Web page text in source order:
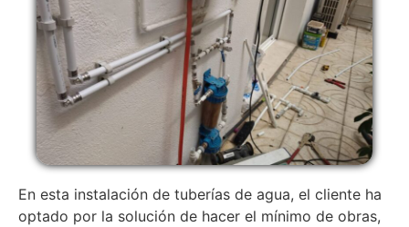
En esta instalación de tuberías de agua, el cliente ha
optado por la solución de hacer el mínimo de obras,